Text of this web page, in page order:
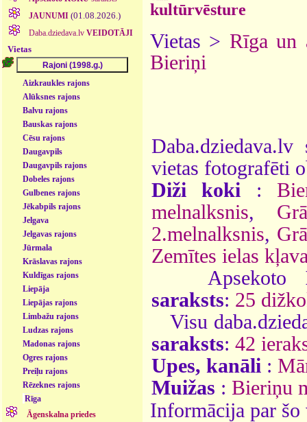
JAUNUMI (01.08.2026.)
Daba.dziedava.lv VEIDOTĀJI
Vietas
Aizkraukles rajons
Alūksnes rajons
Balvu rajons
Bauskas rajons
Cēsu rajons
Daugavpils
Daugavpils rajons
Dobeles rajons
Gulbenes rajons
Jēkabpils rajons
Jelgava
Jelgavas rajons
Jūrmala
Krāslavas rajons
Kuldīgas rajons
Liepāja
Liepājas rajons
Limbažu rajons
Ludzas rajons
Madonas rajons
Ogres rajons
Preiļu rajons
Rēzeknes rajons
Rīga
Āgenskalna priedes
kultūrvēsture
Vietas > Rīga un
Bieriņi
vietas fotografēti
Diži koki :
melnalksnis,
2.melnalksnis,
Zemītes ielas
Apsekoto
saraksts: 25
Visu
saraksts: 42
Upes, kanāli :
Muižas : Bieriņu
Informācija par